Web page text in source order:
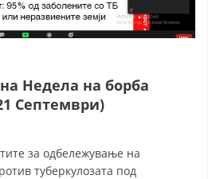
Недела на борба
Септември)
за одбележување на
туберкулозата под